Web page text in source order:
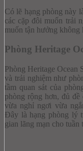
Có lẽ hạng phòng này
các cặp đôi muốn trải
muốn tận hưởng không
Phòng Heritage
Phòng Heritage Ocean
và trải nghiệm như
tầm quan sát của
phòng rộng hơn, đủ
vừa nghỉ ngơi vừa
Đây là hạng phòng lý
gian lãng mạn cho